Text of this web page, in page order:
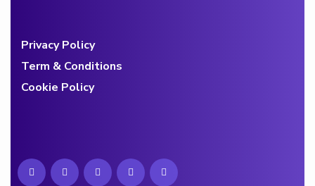
Privacy Policy
Term & Conditions
Cookie Policy